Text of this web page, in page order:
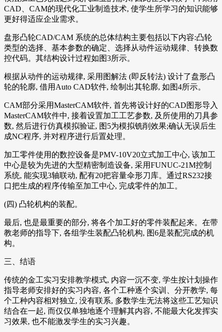
CAD、CAM的现代化工业制造技术, 使学生所学习的知识能够
更好得适应企业需求。
盘形凸轮CAD/CAM 系统的总体结构主要包括以下内容:凸轮
类型的选择、基本参数的确定、选择从动件运动规律、转换数
控代码。其结构设计过程如图3所示。
根据从动件的运动规律, 采用图解法 (即反转法) 设计了盘形凸
轮的轮廓, 借用Auto CAD软件, 绘制出其轮廓, 如图4所示。
CAM部分采用MasterCAM软件, 首先将设计好的CAD图形导入
MasterCAM软件中, 接着设置加工工艺参数, 及所使用的刀具参
数, 然后进行仿真模拟验证, 图5为模拟铣削效果;确认无误后生
成NC程序, 并对程序进行后置处理。
加工零件使用的数控设备是PMV-10V20立式加工中心, 该加工
中心是较为先进的大型精密制造设备, 采用FUNUC-21M控制
系统, 能实现3轴联动, 配有20把容量伞形刀库。通过RS232接
口把生成的程序传输至加工中心, 完成零件的加工。
(四) 凸轮机构的装配。
最后, 也是最重要的部分, 将各个加工好的零件装配起来。在带
教老师的指导下, 各组学生装配凸轮机构, 图6是装配完成的机
构。
三、结语
传统的金工实习安排教学模式, 内容一沉不变, 学生按计划操作
指导老师安排好的实习内容, 各个工种逐个实训、分开教学, 每
个工种内容相对独立, 没有联系, 多数学生无法将这些工艺知识
结合在一起, 而仅仅单独地逐个理解其内容, 不能最大化发挥实
习效果, 也不能激发学生的实习兴趣。